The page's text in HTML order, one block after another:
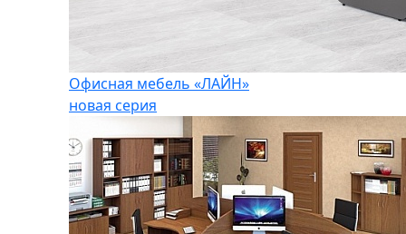
Офисная мебель «ЛАЙН»
новая серия